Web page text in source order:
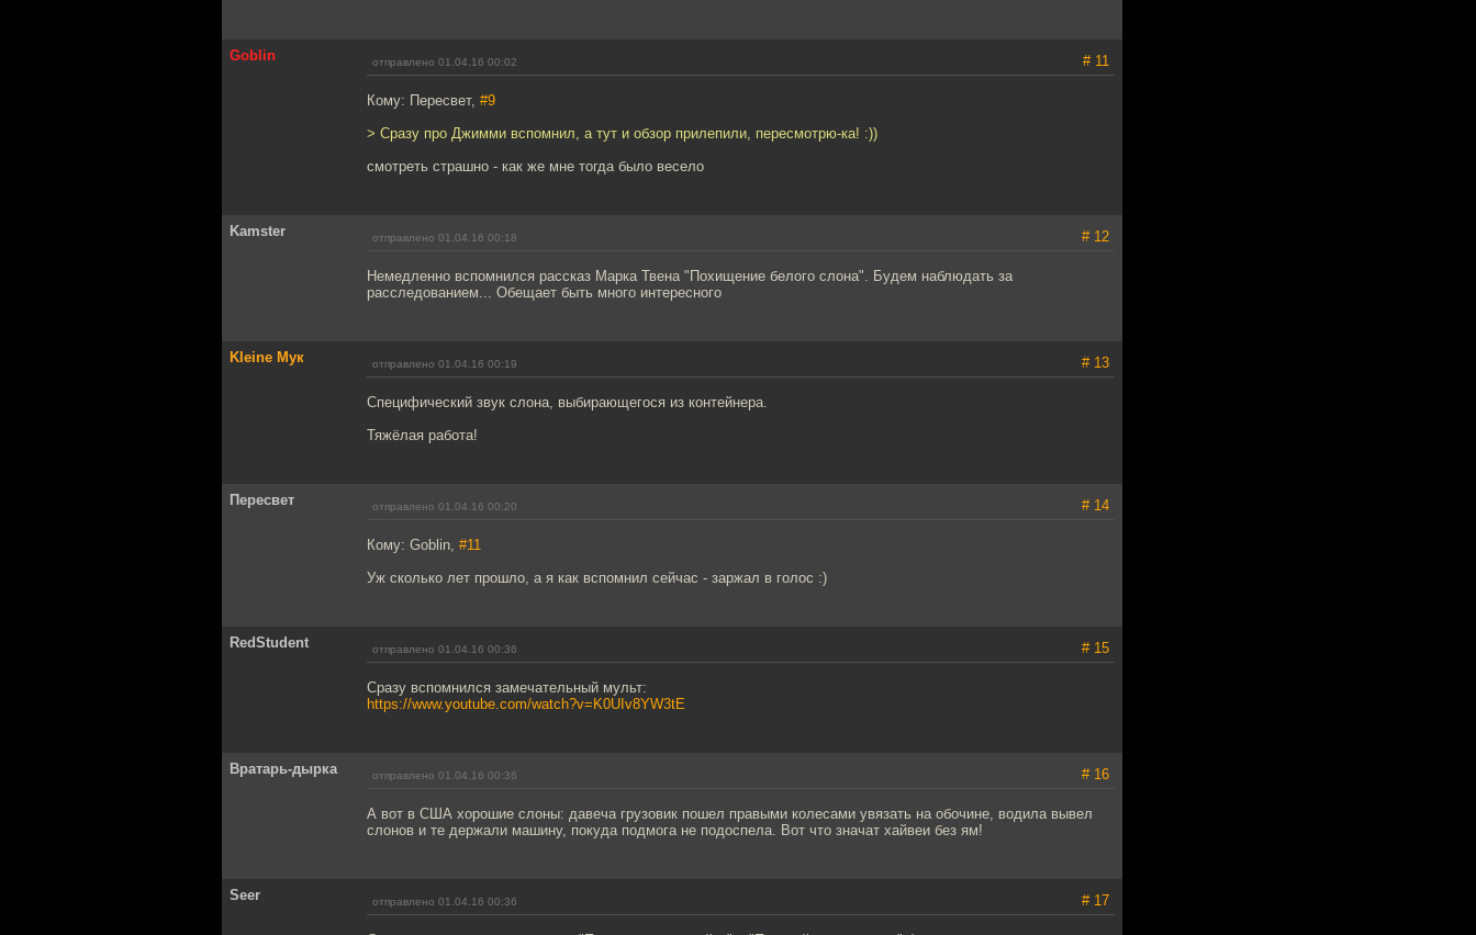
Goblin отправлено 01.04.16 00:02 # 11
Кому: Пересвет, #9
> Сразу про Джимми вспомнил, а тут и обзор прилепили, пересмотрю-ка! :))
смотреть страшно - как же мне тогда было весело
Kamster отправлено 01.04.16 00:18 # 12
Немедленно вспомнился рассказ Марка Твена "Похищение белого слона". Будем наблюдать за
расследованием... Обещает быть много интересного
Kleine Мук отправлено 01.04.16 00:19 # 13
Специфический звук слона, выбирающегося из контейнера.
Тяжёлая работа!
Пересвет отправлено 01.04.16 00:20 # 14
Кому: Goblin, #11
Уж сколько лет прошло, а я как вспомнил сейчас - заржал в голос :)
RedStudent отправлено 01.04.16 00:36 # 15
Сразу вспомнился замечательный мульт:
https://www.youtube.com/watch?v=K0UIv8YW3tE
Вратарь-дырка отправлено 01.04.16 00:36 # 16
А вот в США хорошие слоны: давеча грузовик пошел правыми колесами увязать на обочине, водила вывел
слонов и те держали машину, покуда подмога не подоспела. Вот что значат хайвеи без ям!
Seer отправлено 01.04.16 00:36 # 17